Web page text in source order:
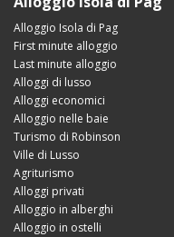
Alloggio Isola di Pag
First minute alloggio
Last minute alloggio
Alloggi di lusso
Alloggi economici
Alloggio nelle baie
Turismo di Robinson
Ville di Lusso
Agriturismo
Alloggi privati
Alloggio in alberghi
Alloggio in ostelli